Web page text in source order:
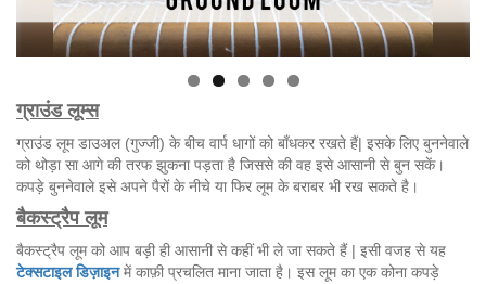
ग्राउंड लूम्स
ग्राउंड लूम डाउअल (गुज्जी) के बीच वार्प धागों को बाँधकर रखते हैं| इसके लिए बुननेवाले
को थोड़ा सा आगे की तरफ झुकना पड़ता है जिससे की वह इसे आसानी से बुन सकें।
कपड़े बुननेवाले इसे अपने पैरों के नीचे या फिर लूम के बराबर भी रख सकते है।
बैकस्ट्रैप लूम
बैकस्ट्रैप लूम को आप बड़ी ही आसानी से कहीं भी ले जा सकते हैं | इसी वजह से यह
टेक्सटाइल डिज़ाइन में काफ़ी प्रचलित माना जाता है। इस लूम का एक कोना कपड़े